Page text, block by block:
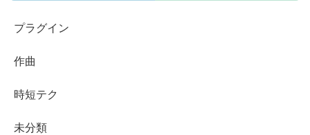
プラグイン
作曲
時短テク
未分類